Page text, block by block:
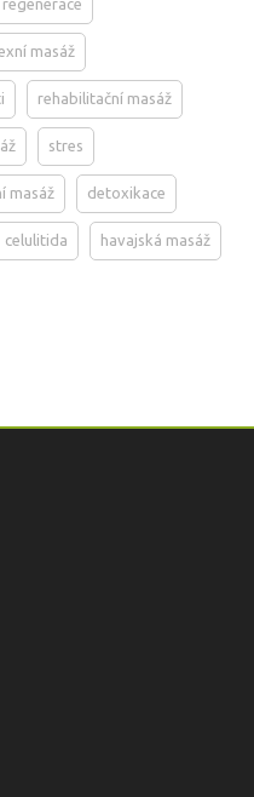
masáž
rehabilitační masáž
stres
masáž detoxikace
celulitida havajská masáž